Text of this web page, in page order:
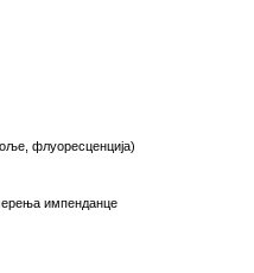
флуоресценција)
импенданце